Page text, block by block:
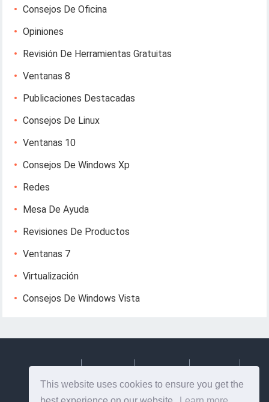
This website uses cookies to ensure you get the
Consejos De Oficina
Opiniones
Revisión De Herramientas Gratuitas
Ventanas 8
Publicaciones Destacadas
Consejos De Linux
Ventanas 10
Consejos De Windows Xp
Redes
Mesa De Ayuda
Revisiones De Productos
Ventanas 7
Virtualización
Consejos De Windows Vista